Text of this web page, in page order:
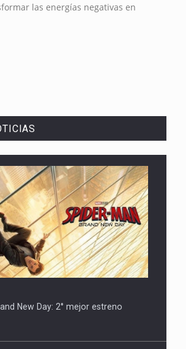
las energías negativas en
New Day: 2° mejor estreno